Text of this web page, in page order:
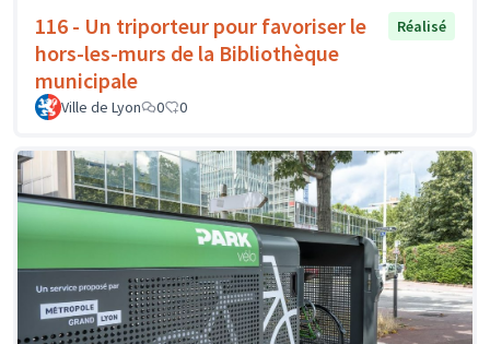
116 - Un triporteur pour favoriser le
hors-les-murs de la Bibliothèque
municipale
Réalisé
Ville de Lyon 0 0